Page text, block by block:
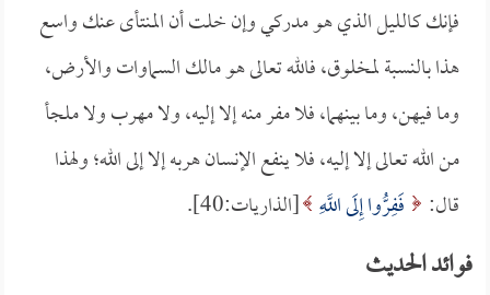
فإنك كالليل الذي هو مدركي وإن خلت أن المنتأى عنك واسع
هذا بالنسبة لمخلوق، فالله تعالى هو مالك السماوات والأرض،
وما فيهن، وما بينهما، فلا مفر منه إلا إليه، ولا مهرب ولا ملجأ
من الله تعالى إلا إليه، فلا ينفع الإنسان هربه إلا إلى الله؛ ولهذا
قال:
فَفِرُّوا إِلَى اللَّهِ [الذاريات:40].
فوائد الحديث